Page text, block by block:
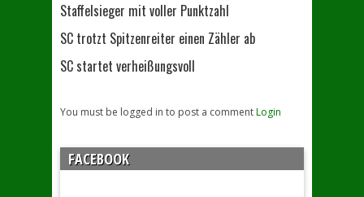
Staffelsieger mit voller Punktzahl
SC trotzt Spitzenreiter einen Zähler ab
SC startet verheißungsvoll
You must be logged in to post a commentLogin
FACEBOOK